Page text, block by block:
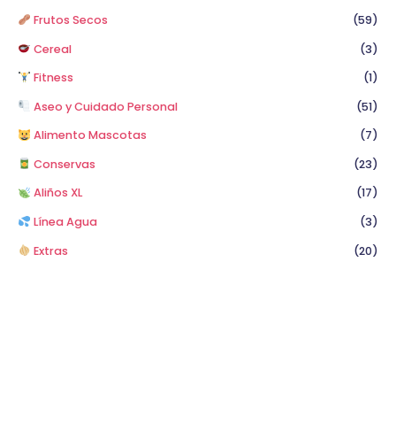
Frutos Secos
(59)
Cereal
(3)
Fitness
(1)
Aseo y Cuidado Personal
(51)
Alimento Mascotas
(7)
Conservas
(23)
Aliños XL
(17)
Línea Agua
(3)
Extras
(20)